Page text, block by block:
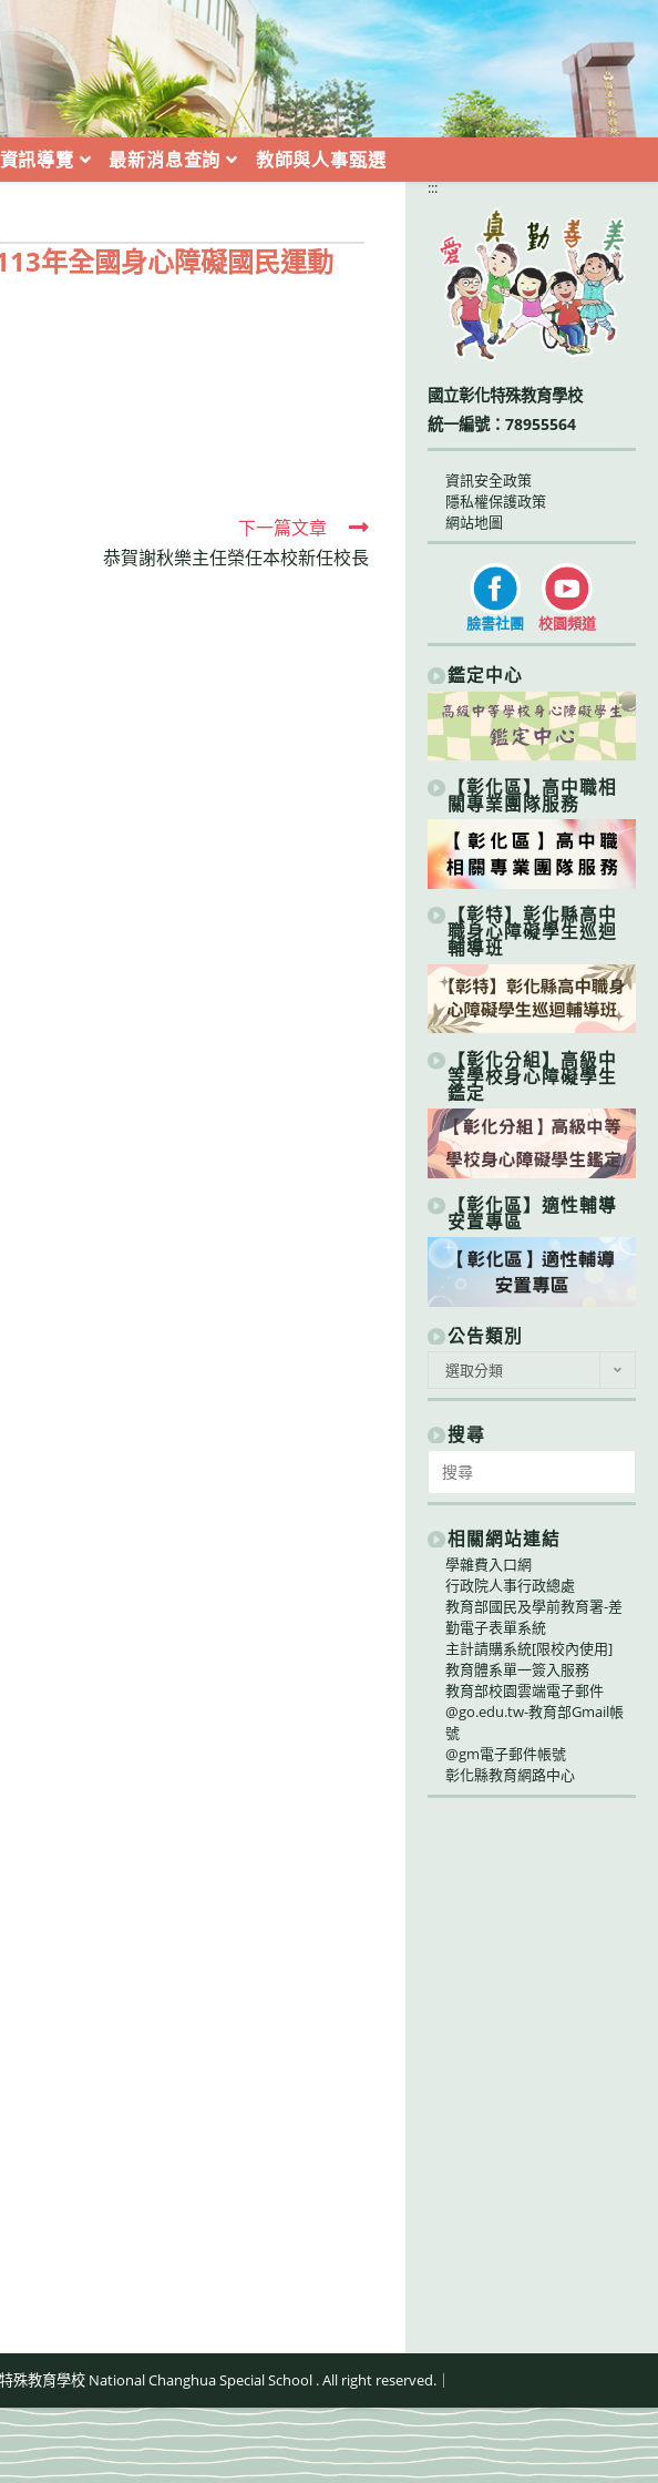
資訊導覽 最新消息查詢 教師與人事甄選
年全國身心障礙國民運動
下一篇文章
恭賀謝秋樂主任榮任本校新任校長
:::
國立彰化特殊教育學校
統一編號：78955564
資訊安全政策
隱私權保護政策
網站地圖
臉書社團 校園頻道
鑑定中心
【彰化區】高中職相
關專業團隊服務
【彰特】彰化縣高中
職身心障礙學生巡迴
輔導班
【彰化分組】高級中
等學校身心障礙學生
鑑定
【彰化區】適性輔導
安置專區
公告類別
類
別
選取分類
搜尋
for:
相關網站連結
學雜費入口網
行政院人事行政總處
教育部國民及學前教育署-差
勤電子表單系統
主計請購系統[限校內使用]
教育體系單一簽入服務
教育部校園雲端電子郵件
@go.edu.tw-教育部Gmail帳
號
@gm電子郵件帳號
彰化縣教育網路中心
殊教育學校 National Changhua Special School . All right reserved.｜